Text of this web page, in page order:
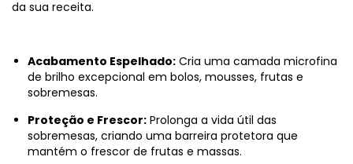
da sua receita.
Acabamento Espelhado: Cria uma camada microfina
de brilho excepcional em bolos, mousses, frutas e
sobremesas.
Proteção e Frescor: Prolonga a vida útil das
sobremesas, criando uma barreira protetora que
mantém o frescor de frutas e massas.